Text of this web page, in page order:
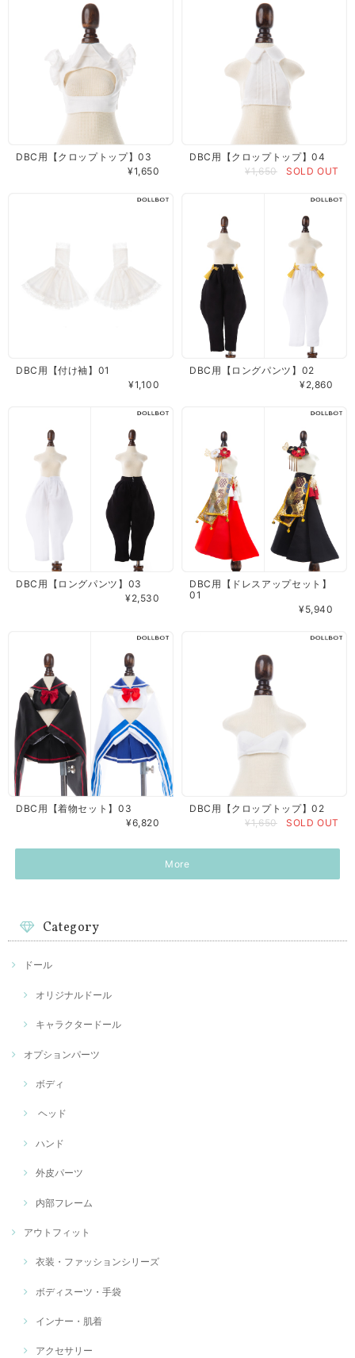
DBC用【クロップトップ】03
¥1,650
DBC用【クロップトップ】04
¥1,650
SOLD OUT
DBC用【付け袖】01
¥1,100
DBC用【ロングパンツ】02
¥2,860
DBC用【ロングパンツ】03
¥2,530
DBC用【ドレスアップセット】
01
¥5,940
DBC用【着物セット】03
¥6,820
DBC用【クロップトップ】02
¥1,650
SOLD OUT
More
Category
ドール
オリジナルドール
キャラクタードール
オプションパーツ
ボディ
ヘッド
ハンド
外皮パーツ
内部フレーム
アウトフィット
衣装・ファッションシリーズ
ボディスーツ・手袋
インナー・肌着
アクセサリー